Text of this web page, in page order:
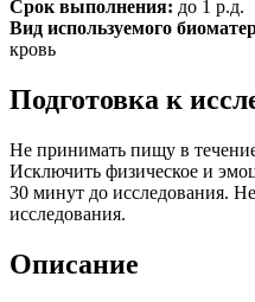
Срок выполнения: до 1 р.д.
Вид используемого
кровь
Подготовка к
Не принимать пищу в
Исключить физическое и
30 минут до исследования.
исследования.
Описание